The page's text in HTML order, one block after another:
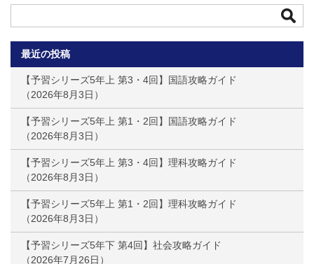
最近の投稿
【予習シリーズ5年上 第3・4回】国語攻略ガイド
2026年8月3日
【予習シリーズ5年上 第1・2回】国語攻略ガイド
2026年8月3日
【予習シリーズ5年上 第3・4回】理科攻略ガイド
2026年8月3日
【予習シリーズ5年上 第1・2回】理科攻略ガイド
2026年8月3日
【予習シリーズ5年下 第4回】社会攻略ガイド
2026年7月26日